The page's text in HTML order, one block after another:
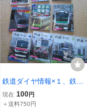
鉄道ダイヤ情報×１、鉄道
ピクトリアル×１、鉄道ジ
ャーナル×４、鉄道ファン
現在 100円
＋送料750円